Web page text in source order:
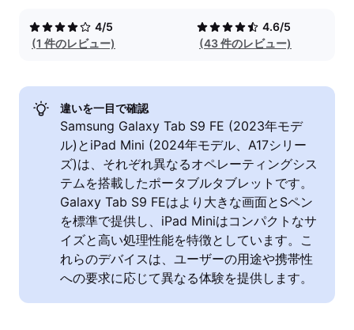
4/5
(1 件のレビュー)
4.6/5
(43 件のレビュー)
違いを一目で確認
Samsung Galaxy Tab S9 FE (2023年モデ
ル)とiPad Mini (2024年モデル、A17シリー
ズ)は、それぞれ異なるオペレーティングシス
テムを搭載したポータブルタブレットです。
Galaxy Tab S9 FEはより大きな画面とSペン
を標準で提供し、iPad Miniはコンパクトなサ
イズと高い処理性能を特徴としています。こ
れらのデバイスは、ユーザーの用途や携帯性
への要求に応じて異なる体験を提供します。